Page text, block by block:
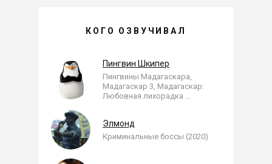
АНАТОЛИЙ ДУБАНОВ —
КОГО ОЗВУЧИВАЛ
Пингвин Шкипер
Пингвины Мадагаскара,
Мадагаскар 3, Мадагаскар:
Любовная лихорадка
Элмонд
Криминальные боссы (2020)